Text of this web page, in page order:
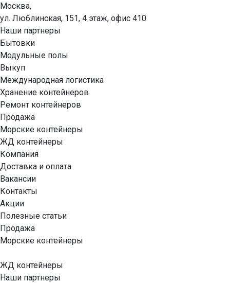
Москва,
ул. Люблинская, 151, 4 этаж, офис 410
Наши партнеры
Бытовки
Модульные полы
Выкуп
Международная логистика
Хранение контейнеров
Ремонт контейнеров
Продажа
Морские контейнеры
ЖД контейнеры
Компания
Доставка и оплата
Вакансии
Контакты
Акции
Полезные статьи
Продажа
Морские контейнеры
ЖД контейнеры
Наши партнеры